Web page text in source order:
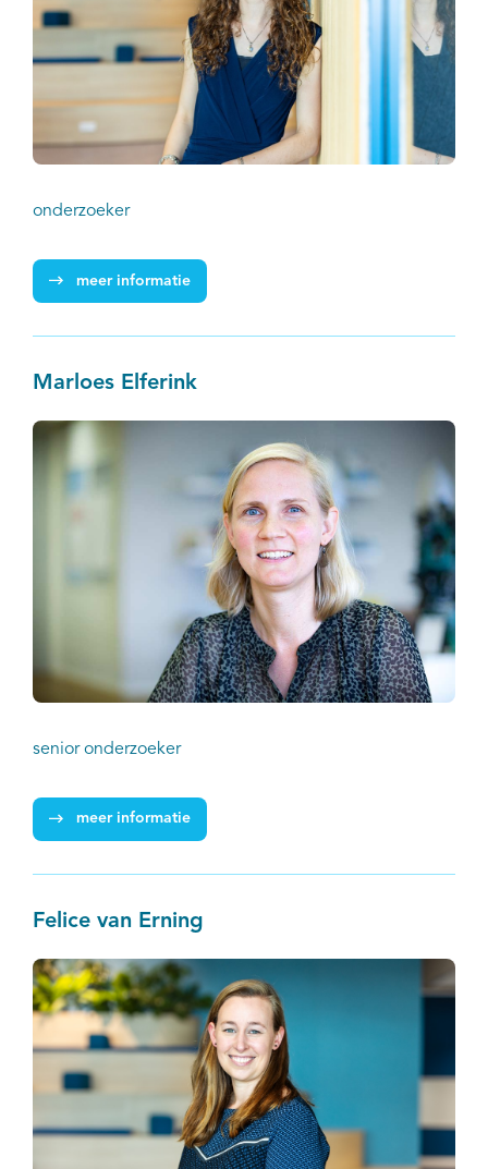
onderzoeker
meer informatie
Marloes Elferink
senior onderzoeker
meer informatie
Felice van Erning